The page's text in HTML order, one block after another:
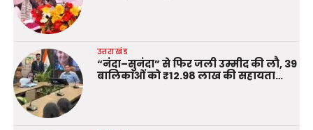
उत्तराखंड
“नंदा–सुनंदा” से फिर जली उम्मीद की लौ, 39
बालिकाओं को ₹12.98 लाख की सहायता…